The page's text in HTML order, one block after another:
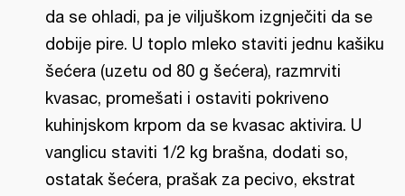
da se ohladi, pa je viljuškom izgnječiti da se
dobije pire. U toplo mleko staviti jednu kašiku
šećera (uzetu od 80 g šećera), razmrviti
kvasac, promešati i ostaviti pokriveno
kuhinjskom krpom da se kvasac aktivira. U
vanglicu staviti 1/2 kg brašna, dodati so,
ostatak šećera, prašak za pecivo, ekstrat